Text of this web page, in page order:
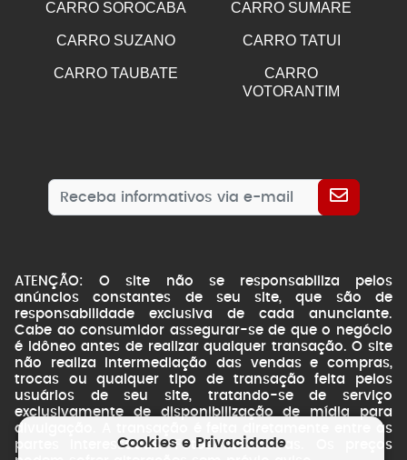
CARRO SOROCABA CARRO SUMARE
CARRO SUZANO CARRO TATUI
CARRO TAUBATE
CARRO
VOTORANTIM
ATENÇÃO: O site não se responsabiliza pelos
anúncios constantes de seu site, que são de
responsabilidade exclusiva de cada anunciante.
Cabe ao consumidor assegurar-se de que o negócio
é idôneo antes de realizar qualquer transação. O site
não realiza intermediação das vendas e compras,
trocas ou qualquer tipo de transação feita pelos
usuários de seu site, tratando-se de serviço
exclusivamente de disponibilização de mídia para
divulgação. A transação é feita diretamente entre as
partes interessadas. Fotos ilustrativas. Os preços
Cookies e Privacidade